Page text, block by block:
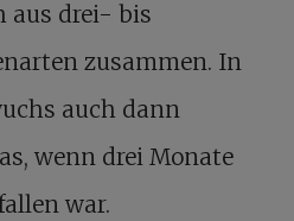
aus drei- bis
zusammen. In
auch dann
wenn drei Monate
war.